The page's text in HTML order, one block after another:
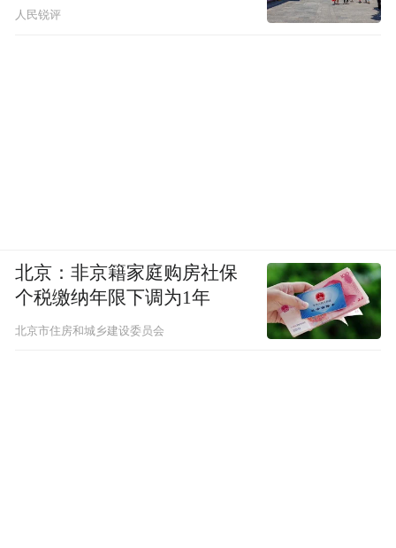
人民锐评
北京：非京籍家庭购房社保
个税缴纳年限下调为1年
北京市住房和城乡建设委员会